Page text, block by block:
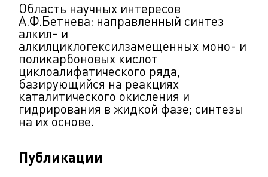
Область научных интересов
А.Ф.Бетнева: направленный синтез
алкил- и
алкилциклогексилзамещенных моно- и
поликарбоновых кислот
циклоалифатического ряда,
базирующийся на реакциях
каталитического окисления и
гидрирования в жидкой фазе; синтезы
на их основе.
Публикации